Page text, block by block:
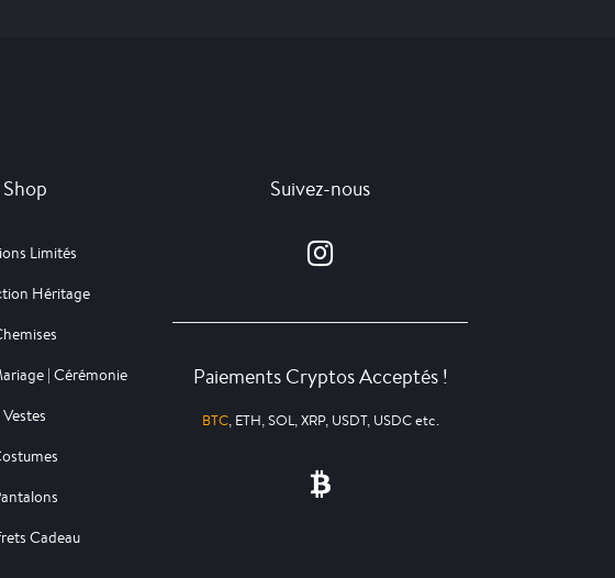
Shop
Limités
Héritage
| Cérémonie
Vestes
Cadeau
Suivez-nous
Paiements Cryptos Acceptés !
BTC, ETH, SOL, XRP, USDT, USDC etc.